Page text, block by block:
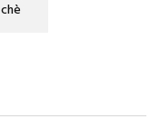
chè